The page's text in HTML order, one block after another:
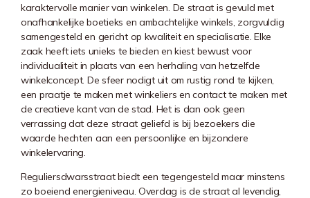
karaktervolle manier van winkelen. De straat is gevuld met
onafhankelijke boetieks en ambachtelijke winkels, zorgvuldig
samengesteld en gericht op kwaliteit en specialisatie. Elke
zaak heeft iets unieks te bieden en kiest bewust voor
individualiteit in plaats van een herhaling van hetzelfde
winkelconcept. De sfeer nodigt uit om rustig rond te kijken,
een praatje te maken met winkeliers en contact te maken met
de creatieve kant van de stad. Het is dan ook geen
verrassing dat deze straat geliefd is bij bezoekers die
waarde hechten aan een persoonlijke en bijzondere
winkelervaring.
Reguliersdwarsstraat biedt een tegengesteld maar minstens
zo boeiend energieniveau. Overdag is de straat al levendig,